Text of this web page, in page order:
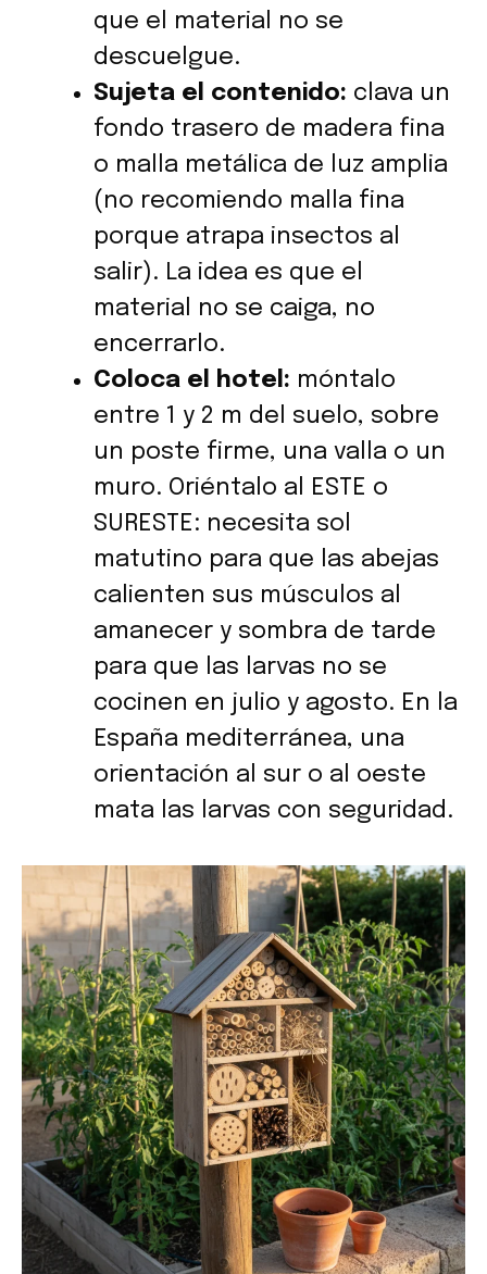
que el material no se
descuelgue.
Sujeta el contenido: clava un
fondo trasero de madera fina
o malla metálica de luz amplia
(no recomiendo malla fina
porque atrapa insectos al
salir). La idea es que el
material no se caiga, no
encerrarlo.
Coloca el hotel: móntalo
entre 1 y 2 m del suelo, sobre
un poste firme, una valla o un
muro. Oriéntalo al ESTE o
SURESTE: necesita sol
matutino para que las abejas
calienten sus músculos al
amanecer y sombra de tarde
para que las larvas no se
cocinen en julio y agosto. En la
España mediterránea, una
orientación al sur o al oeste
mata las larvas con seguridad.